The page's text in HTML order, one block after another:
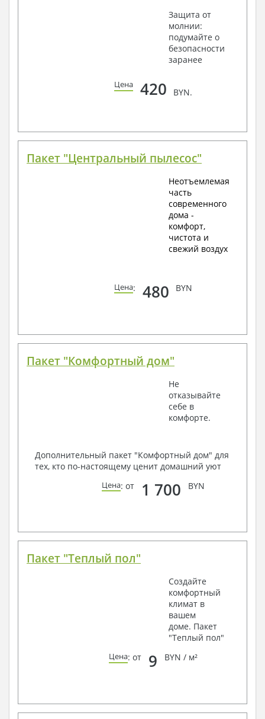
Защита от
молнии:
подумайте о
безопасности
заранее
Цена 420 BYN.
Пакет "Центральный пылесос"
Неотъемлемая
часть
современного
дома -
комфорт,
чистота и
свежий воздух
Цена: 480 BYN
Пакет "Комфортный дом"
Не
отказывайте
себе в
комфорте.
Дополнительный пакет "Комфортный дом" для
тех, кто по-настоящему ценит домашний уют
Цена: от 1 700 BYN
Пакет "Теплый пол"
Создайте
комфортный
климат в
вашем
доме. Пакет
"Теплый пол"
Цена: от 9 BYN / м²